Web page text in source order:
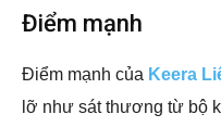
Điểm mạnh
Điểm mạnh của Keera
lỡ như sát thương từ bộ